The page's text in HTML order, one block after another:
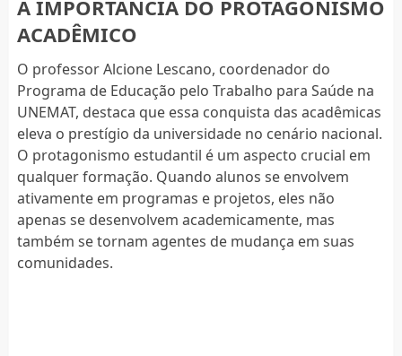
A IMPORTÂNCIA DO PROTAGONISMO
ACADÊMICO
O professor Alcione Lescano, coordenador do
Programa de Educação pelo Trabalho para Saúde na
UNEMAT, destaca que essa conquista das acadêmicas
eleva o prestígio da universidade no cenário nacional.
O protagonismo estudantil é um aspecto crucial em
qualquer formação. Quando alunos se envolvem
ativamente em programas e projetos, eles não
apenas se desenvolvem academicamente, mas
também se tornam agentes de mudança em suas
comunidades.